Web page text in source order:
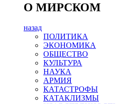
О МИРСКОМ
назад
ПОЛИТИКА
ЭКОНОМИКА
ОБЩЕСТВО
КУЛЬТУРА
НАУКА
АРМИЯ
КАТАСТРОФЫ
КАТАКЛИЗМЫ